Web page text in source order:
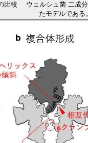
比較 ウェルシュ菌 二成
たモデルである